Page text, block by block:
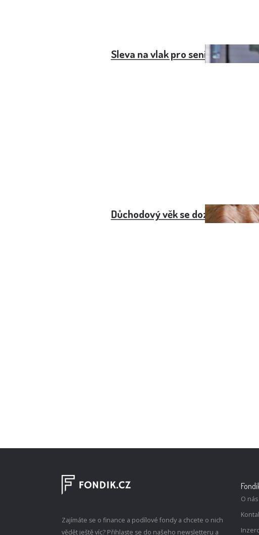
Sleva na vlak pro seniory - IN 50
Důchodový věk se dozvíte až 15
Zajímáte se o finance a podílové fondy a chcete o nich
vědět ještě víc? Přihlaste se do našeho newsletteru a
O nás